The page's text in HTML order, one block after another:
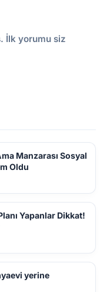
İlk yorumu siz
Manzarası Sosyal
Oldu
Yapanlar Dikkat!
yerine